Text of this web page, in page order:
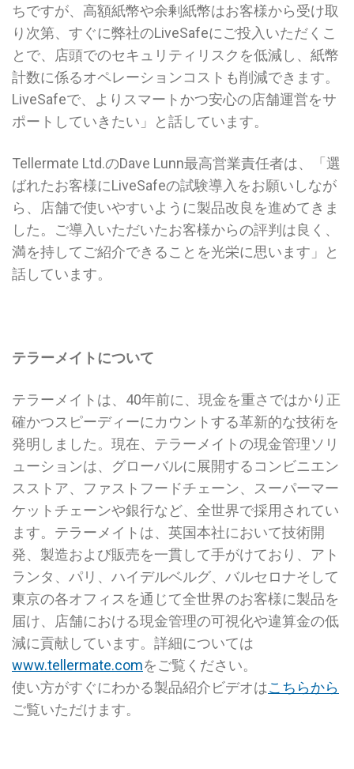
ちですが、高額紙幣や余剰紙幣はお客様から受け取
り次第、すぐに弊社のLiveSafeにご投入いただくこ
とで、店頭でのセキュリティリスクを低減し、紙幣
計数に係るオペレーションコストも削減できます。
LiveSafeで、よりスマートかつ安心の店舗運営をサ
ポートしていきたい」と話しています。
Tellermate Ltd.のDave Lunn最高営業責任者は、「選
ばれたお客様にLiveSafeの試験導入をお願いしなが
ら、店舗で使いやすいように製品改良を進めてきま
した。ご導入いただいたお客様からの評判は良く、
満を持してご紹介できることを光栄に思います」と
話しています。
テラーメイトについて
テラーメイトは、40年前に、現金を重さではかり正
確かつスピーディーにカウントする革新的な技術を
発明しました。現在、テラーメイトの現金管理ソリ
ューションは、グローバルに展開するコンビニエン
スストア、ファストフードチェーン、スーパーマー
ケットチェーンや銀行など、全世界で採用されてい
ます。テラーメイトは、英国本社において技術開
発、製造および販売を一貫して手がけており、アト
ランタ、パリ、ハイデルベルグ、バルセロナそして
東京の各オフィスを通じて全世界のお客様に製品を
届け、店舗における現金管理の可視化や違算金の低
減に貢献しています。詳細については
www.tellermate.comをご覧ください。
使い方がすぐにわかる製品紹介ビデオはこちらから
ご覧いただけます。